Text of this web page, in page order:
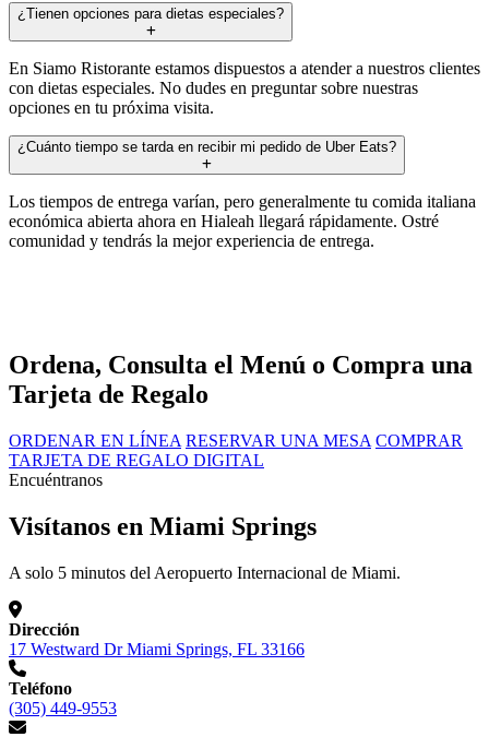
¿Tienen opciones para dietas especiales?
En Siamo Ristorante estamos dispuestos a atender a nuestros clientes
con dietas especiales. No dudes en preguntar sobre nuestras
opciones en tu próxima visita.
¿Cuánto tiempo se tarda en recibir mi pedido de Uber Eats?
Los tiempos de entrega varían, pero generalmente tu comida italiana
económica abierta ahora en Hialeah llegará rápidamente. Ostré
comunidad y tendrás la mejor experiencia de entrega.
Ordena, Consulta el Menú o Compra una
Tarjeta de Regalo
ORDENAR EN LÍNEA RESERVAR UNA MESA COMPRAR
TARJETA DE REGALO DIGITAL
Encuéntranos
Visítanos en Miami Springs
A solo 5 minutos del Aeropuerto Internacional de Miami.
Dirección
17 Westward Dr Miami Springs, FL 33166
Teléfono
(305) 449-9553